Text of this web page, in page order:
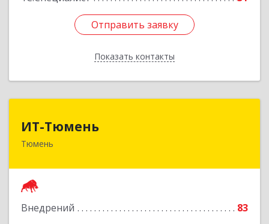
Отправить заявку
Показать контакты
Отправить заявку
Назад
ИТ-Тюмень
Тюмень
Внедрений
83
625000, Тюменская обл, Тюмень г, Грибоедова,